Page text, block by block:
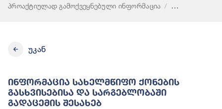
პროაქტიულად გამოქვეყნებული ინფორმაცია
უკან
Ინფორმაცია Სახელმწიფო Ქონების
Გასხვისებისა Და Სარგებლობაში
Გადაცემის Შესახებ